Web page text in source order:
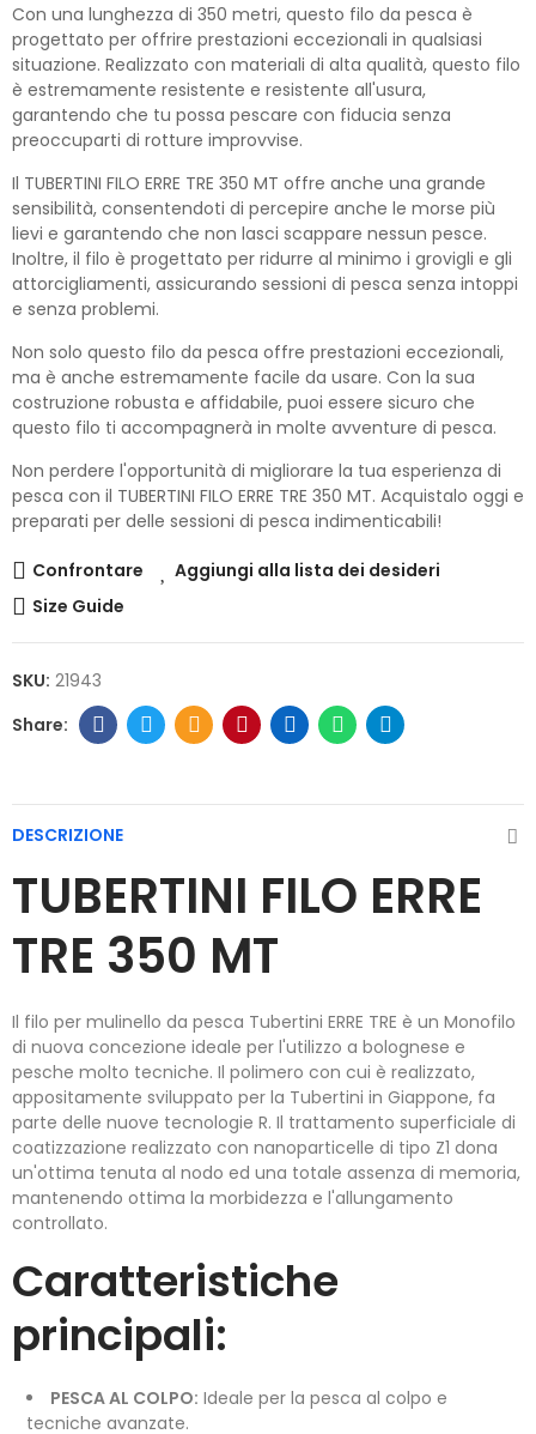
Con una lunghezza di 350 metri, questo filo da pesca è
progettato per offrire prestazioni eccezionali in qualsiasi
situazione. Realizzato con materiali di alta qualità, questo filo
è estremamente resistente e resistente all'usura,
garantendo che tu possa pescare con fiducia senza
preoccuparti di rotture improvvise.
Il TUBERTINI FILO ERRE TRE 350 MT offre anche una grande
sensibilità, consentendoti di percepire anche le morse più
lievi e garantendo che non lasci scappare nessun pesce.
Inoltre, il filo è progettato per ridurre al minimo i grovigli e gli
attorcigliamenti, assicurando sessioni di pesca senza intoppi
e senza problemi.
Non solo questo filo da pesca offre prestazioni eccezionali,
ma è anche estremamente facile da usare. Con la sua
costruzione robusta e affidabile, puoi essere sicuro che
questo filo ti accompagnerà in molte avventure di pesca.
Non perdere l'opportunità di migliorare la tua esperienza di
pesca con il TUBERTINI FILO ERRE TRE 350 MT. Acquistalo oggi e
preparati per delle sessioni di pesca indimenticabili!
Confrontare
Aggiungi alla lista dei desideri
Size Guide
SKU: 21943
DESCRIZIONE
TUBERTINI FILO ERRE
TRE 350 MT
Il filo per mulinello da pesca Tubertini ERRE TRE è un Monofilo
di nuova concezione ideale per l'utilizzo a bolognese e
pesche molto tecniche. Il polimero con cui è realizzato,
appositamente sviluppato per la Tubertini in Giappone, fa
parte delle nuove tecnologie R. Il trattamento superficiale di
coatizzazione realizzato con nanoparticelle di tipo Z1 dona
un'ottima tenuta al nodo ed una totale assenza di memoria,
mantenendo ottima la morbidezza e l'allungamento
controllato.
Caratteristiche
principali:
PESCA AL COLPO: Ideale per la pesca al colpo e
tecniche avanzate.